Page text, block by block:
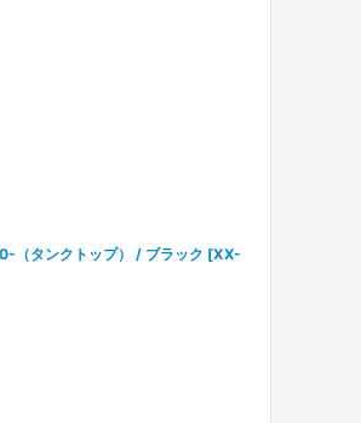
（タンクトップ） / ブラック [XX-